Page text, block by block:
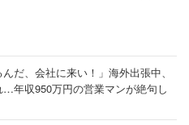
したね。社長つながりで企
かぶりものをしてイベント
り…。そのようなことをしな
に認知されてきました。
んだ、会社に来い！」海外出張中、
年収950万円の営業マンが絶句し